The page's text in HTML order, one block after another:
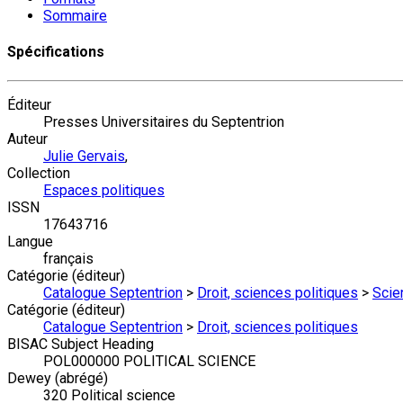
Sommaire
Spécifications
Éditeur
Presses Universitaires du Septentrion
Auteur
Julie Gervais,
Collection
Espaces politiques
ISSN
17643716
Langue
français
Catégorie (éditeur)
Catalogue Septentrion > Droit, sciences politiques >
Catégorie (éditeur)
Catalogue Septentrion > Droit, sciences politiques
BISAC Subject Heading
POL000000 POLITICAL SCIENCE
Dewey (abrégé)
320 Political science